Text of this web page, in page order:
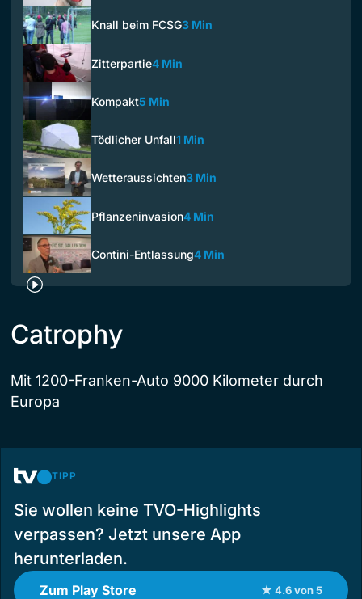
Knall beim FCSG3 Min
Zitterpartie4 Min
Kompakt5 Min
Tödlicher Unfall1 Min
Wetteraussichten3 Min
Pflanzeninvasion4 Min
Contini-Entlassung4 Min
Catrophy
Mit 1200-Franken-Auto 9000 Kilometer durch
Europa
TIPP
Sie wollen keine TVO-Highlights
verpassen? Jetzt unsere App
herunterladen.
Zum Play Store ★ 4.6 von 5